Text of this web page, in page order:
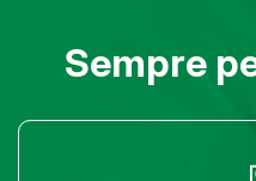
Sempre